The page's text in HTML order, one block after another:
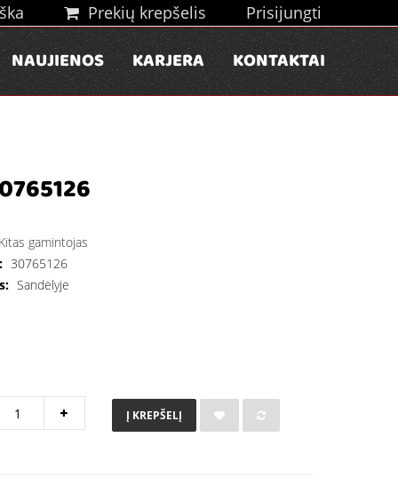
Prekių krepšelis Prisijungti
NAUJIENOS KARJERA KONTAKTAI
gamintojas
30765126
Sandėlyje
Į KREPŠELĮ